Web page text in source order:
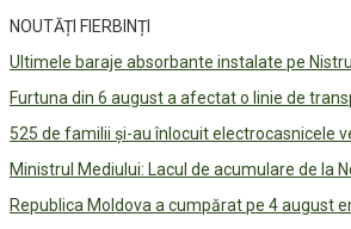
NOUTĂȚI FIERBINȚI
Ultimele baraje absorbante instalate pe
Furtuna din 6 august a afectat o linie de
525 de familii și-au înlocuit electrocasnicele
Ministrul Mediului: Lacul de acumulare de la
Republica Moldova a cumpărat pe 4 august